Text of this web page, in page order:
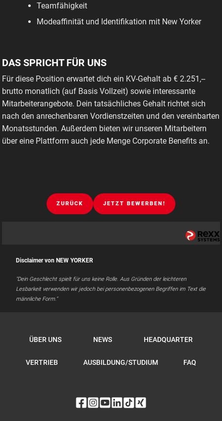
Teamfähigkeit
Modeaffinität und Identifikation mit New Yorker
DAS SPRICHT FÜR UNS
Für diese Position erwartet dich ein KV-Gehalt ab € 2.251,--
brutto monatlich (auf Basis Vollzeit) sowie interessante
Mitarbeiterangebote. Dein tatsächliches Gehalt richtet sich
nach den anrechenbaren Vordienstzeiten und den vereinbarten
Monatsstunden. Außerdem bieten wir unseren Mitarbeitern
über eine Plattform auch jede Menge Corporate Benefits an.
ZURÜCK JETZT BEWERBEN!
Disclaimer von NEW YORKER
"Dein Geschlecht spielt für uns keine Rolle. Aus Gründen der leichteren
Lesbarkeit verwenden wir jedoch bei personenbezogenen Begriffen im Text die
männliche Form."
ÜBER UNS NEWS HEADQUARTER
VERTRIEB AUSBILDUNG/STUDIUM FAQ